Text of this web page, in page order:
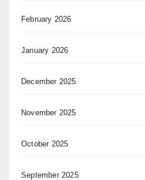
February 2026
January 2026
December 2025
November 2025
October 2025
September 2025